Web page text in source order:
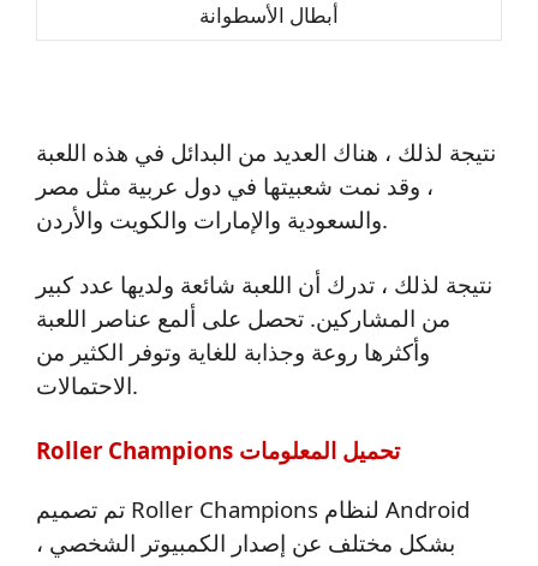
أبطال الأسطوانة
نتيجة لذلك ، هناك العديد من البدائل في هذه اللعبة
، وقد نمت شعبيتها في دول عربية مثل مصر
والسعودية والإمارات والكويت والأردن.
نتيجة لذلك ، تدرك أن اللعبة شائعة ولديها عدد كبير
من المشاركين. تحصل على ألمع عناصر اللعبة
وأكثرها روعة وجذابة للغاية وتوفر الكثير من
الاحتمالات.
Roller Champions تحميل المعلومات
تم تصميم Roller Champions لنظام Android
بشكل مختلف عن إصدار الكمبيوتر الشخصي ،